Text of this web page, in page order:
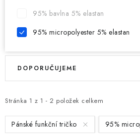
O nás Časté otázky
Doprava a platba
Zásady zpracování ochrany osobních údajů
Kontakty
95% bavlna 5% elastan
95% micropolyester 5% elastan
V
i
s
p
Stránka 1 z 1 - 2 položek celkem
Ř
e
n
í
DOPORUČUJEME
Pánské funkční tričko 95%